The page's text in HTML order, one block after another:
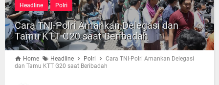
Headline Polri
Cara TNI-Polri Amankan Delegasi dan
Tamu KTT G20 saat Beribadah
Home Headline Polri
Cara TNI-Polri Amankan Delegasi
dan Tamu KTT G20 saat Beribadah